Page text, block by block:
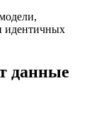
идентичных
данные